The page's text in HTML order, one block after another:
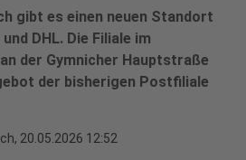
gibt es einen neuen Standort
DHL. Die Filiale im
der Gymnicher Hauptstraße
der bisherigen Postfiliale
20.05.2026 12:52